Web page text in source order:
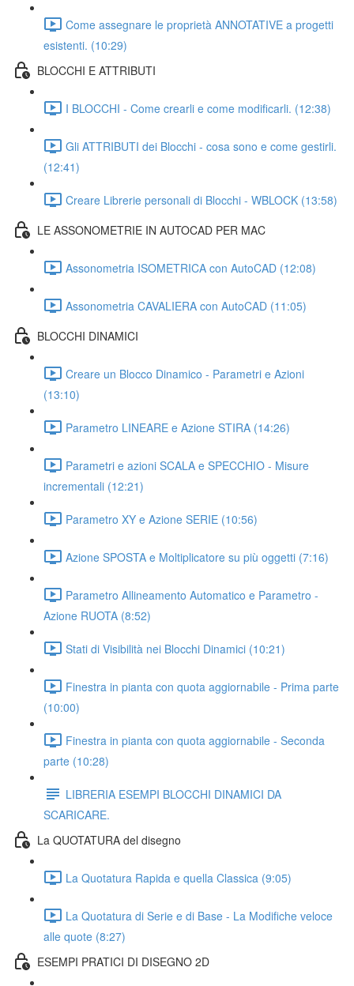
Come assegnare le proprietà ANNOTATIVE a progetti
esistenti. (10:29)
BLOCCHI E ATTRIBUTI
I BLOCCHI - Come crearli e come modificarli. (12:38)
Gli ATTRIBUTI dei Blocchi - cosa sono e come gestirli.
(12:41)
Creare Librerie personali di Blocchi - WBLOCK (13:58)
LE ASSONOMETRIE IN AUTOCAD PER MAC
Assonometria ISOMETRICA con AutoCAD (12:08)
Assonometria CAVALIERA con AutoCAD (11:05)
BLOCCHI DINAMICI
Creare un Blocco Dinamico - Parametri e Azioni
(13:10)
Parametro LINEARE e Azione STIRA (14:26)
Parametri e azioni SCALA e SPECCHIO - Misure
incrementali (12:21)
Parametro XY e Azione SERIE (10:56)
Azione SPOSTA e Moltiplicatore su più oggetti (7:16)
Parametro Allineamento Automatico e Parametro -
Azione RUOTA (8:52)
Stati di Visibilità nei Blocchi Dinamici (10:21)
Finestra in pianta con quota aggiornabile - Prima parte
(10:00)
Finestra in pianta con quota aggiornabile - Seconda
parte (10:28)
LIBRERIA ESEMPI BLOCCHI DINAMICI DA
SCARICARE.
La QUOTATURA del disegno
La Quotatura Rapida e quella Classica (9:05)
La Quotatura di Serie e di Base - La Modifiche veloce
alle quote (8:27)
ESEMPI PRATICI DI DISEGNO 2D